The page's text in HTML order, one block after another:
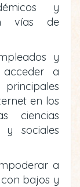
y
vías de
y
acceder a
en los
ciencias
y sociales
a
con bajos y